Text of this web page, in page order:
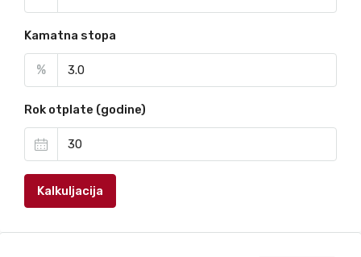
Kamatna stopa
%
Rok otplate (godine)
Kalkuljacija